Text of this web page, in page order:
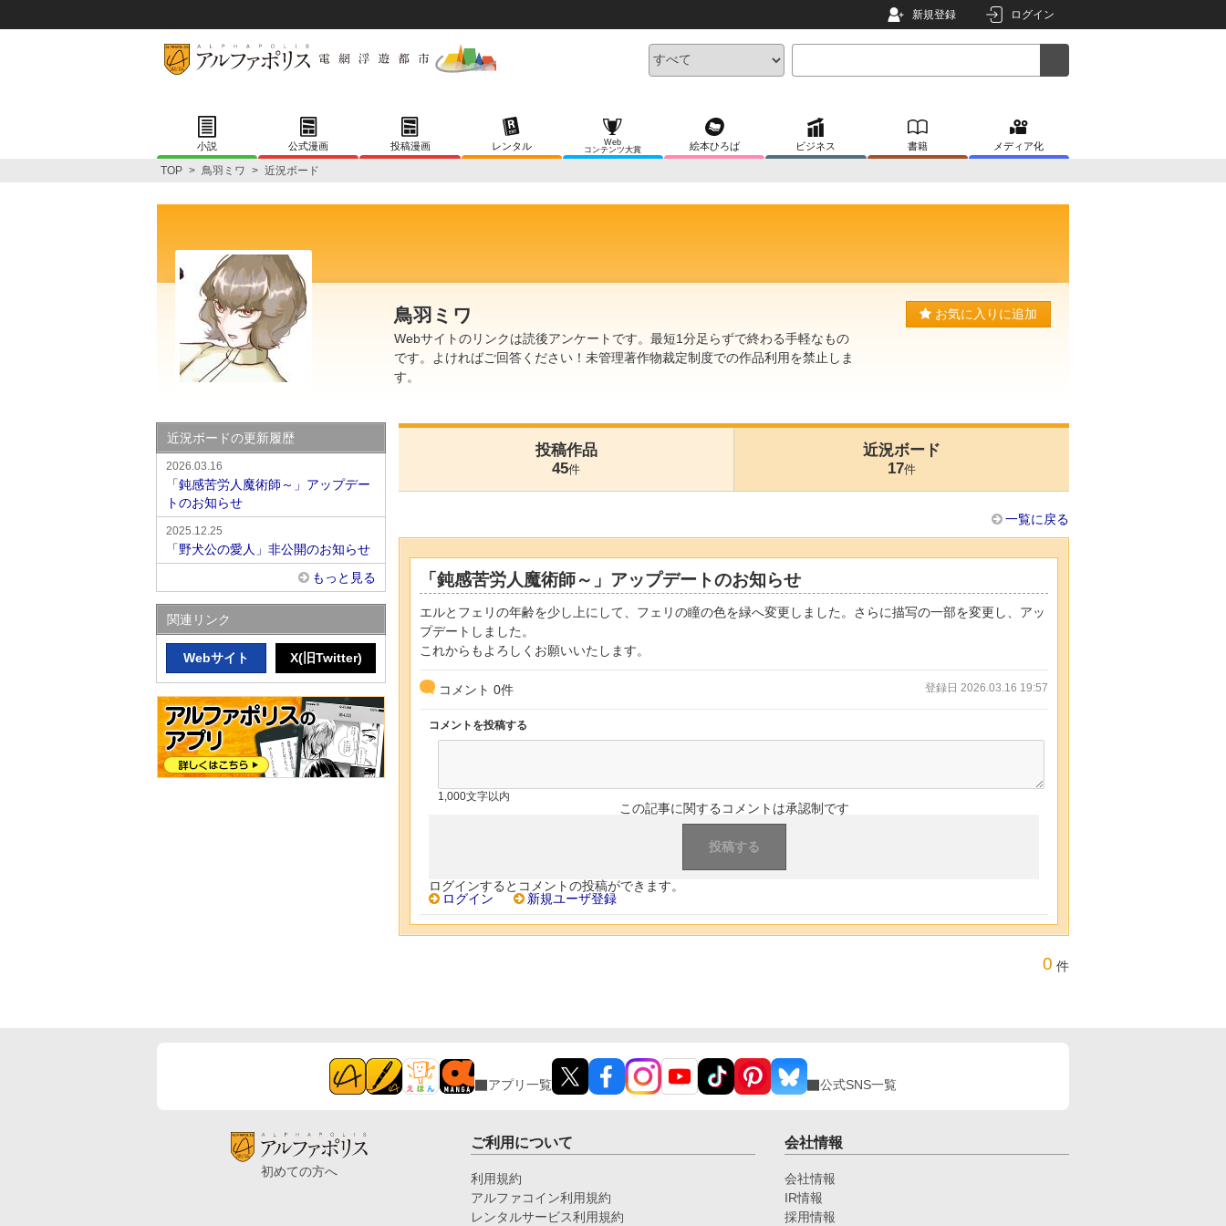
新規登録 ログイン
小説 公式漫画 投稿漫画 レンタル
Web
コンテンツ大賞
絵本ひろば ビジネス 書籍 メディア化
TOP > 鳥羽ミワ > 近況ボード
鳥羽ミワ
Webサイトのリンクは読後アンケートです。最短1分足らずで終わる手軽なもの
です。よければご回答ください！未管理著作物裁定制度での作品利用を禁止しま
す。
お気に入りに追加
投稿作品
45件
近況ボード
17件
一覧に戻る
「鈍感苦労人魔術師～」アップデートのお知らせ
エルとフェリの年齢を少し上にして、フェリの瞳の色を緑へ変更しました。さらに描写の一部を変更し、アッ
プデートしました。
これからもよろしくお願いいたします。
コメント 0件 登録日 2026.03.16 19:57
コメントを投稿する
1,000文字以内
この記事に関するコメントは承認制です
ログインするとコメントの投稿ができます。
ログイン
新規ユーザ登録
0 件
近況ボードの更新履歴
2026.03.16
「鈍感苦労人魔術師～」アップデー
トのお知らせ
2025.12.25
「野犬公の愛人」非公開のお知らせ
もっと見る
関連リンク
Webサイト X(旧Twitter)
アプリ一覧 公式SNS一覧
初めての方へ
ご利用について
利用規約
アルファコイン利用規約
レンタルサービス利用規約
会社情報
会社情報
IR情報
採用情報